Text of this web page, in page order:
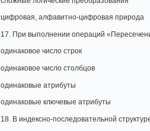
цифровая, алфавитно-цифровая природа
17. При выполнении операций
одинаковое число строк
одинаковое число столбцов
одинаковые атрибуты
одинаковые ключевые атрибуты
18. В индексно-последовательной